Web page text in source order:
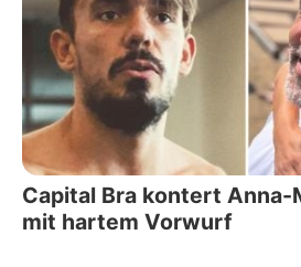
Capital Bra kontert Anna-
mit hartem Vorwurf